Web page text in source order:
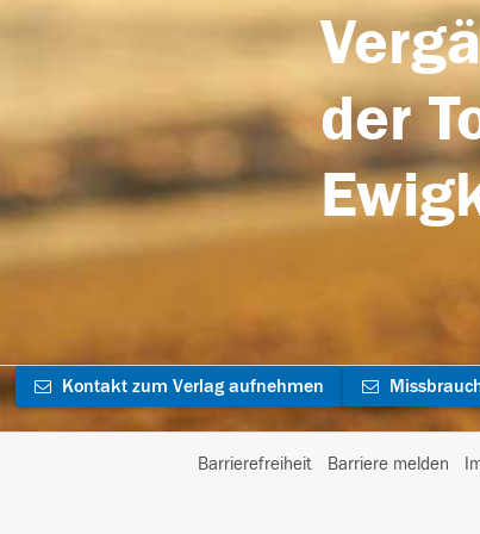
der
Kontakt zum Verlag aufnehmen
Barrierefreiheit Barriere melden